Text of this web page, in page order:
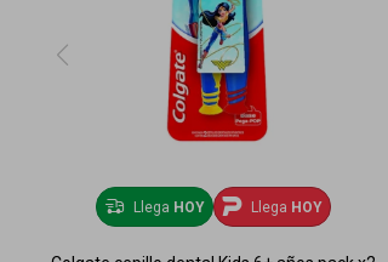
Llega HOY Llega HOY